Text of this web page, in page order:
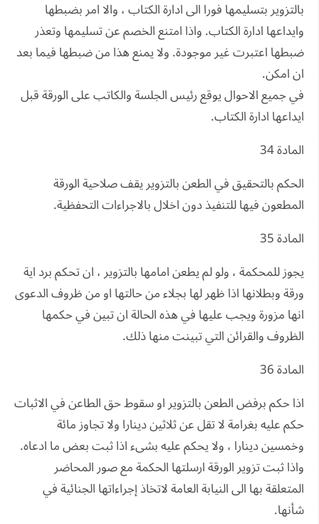
بالتزوير بتسليمها فورا الى ادارة الكتاب ، والا امر بضبطها
وايداعها ادارة الكتاب. واذا امتنع الخصم عن تسليمها وتعذر
ضبطها اعتبرت غير موجودة. ولا يمنع هذا من ضبطها فيما بعد
ان امكن.
في جميع الاحوال يوقع رئيس الجلسة والكاتب على الورقة قبل
ايداعها ادارة الكتاب.
المادة 34
الحكم بالتحقيق في الطعن بالتزوير يقف صلاحية الورقة
المطعون فيها للتنفيذ دون اخلال بالاجراءات التحفظية.
المادة 35
يجوز للمحكمة ، ولو لم يطعن امامها بالتزوير ، ان تحكم برد اية
ورقة وبطلانها اذا ظهر لها بجلاء من حالتها او من ظروف الدعوى
انها مزورة ويجب عليها في هذه الحالة ان تبين في حكمها
الظروف والقرائن التي تبينت منها ذلك.
المادة 36
اذا حكم برفض الطعن بالتزوير او سقوط حق الطاعن في الاثبات
حكم عليه بغرامة لا تقل عن ثلاثين دينارا ولا تجاوز مائة
وخمسين دينارا ، ولا يحكم عليه بشىء اذا ثبت بعض ما ادعاه.
واذا ثبت تزوير الورقة ارسلتها الحكمة مع صور المحاضر
المتعلقة بها الى النيابة العامة لاتخاذ إجراءاتها الجنائية في
شأنها.